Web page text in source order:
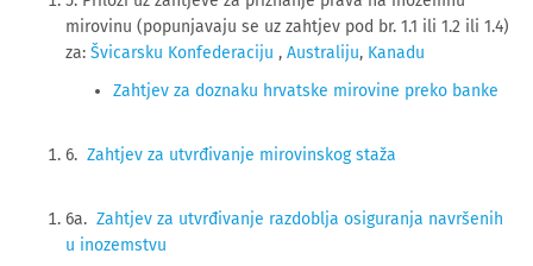
mirovinu (popunjavaju se uz zahtjev pod br. 1.1 ili 1.2 ili 1.4)
za: Švicarsku Konfederaciju , Australiju, Kanadu
Zahtjev za doznaku hrvatske mirovine preko banke
6. Zahtjev za utvrđivanje mirovinskog staža
6a. Zahtjev za utvrđivanje razdoblja osiguranja navršenih
u inozemstvu